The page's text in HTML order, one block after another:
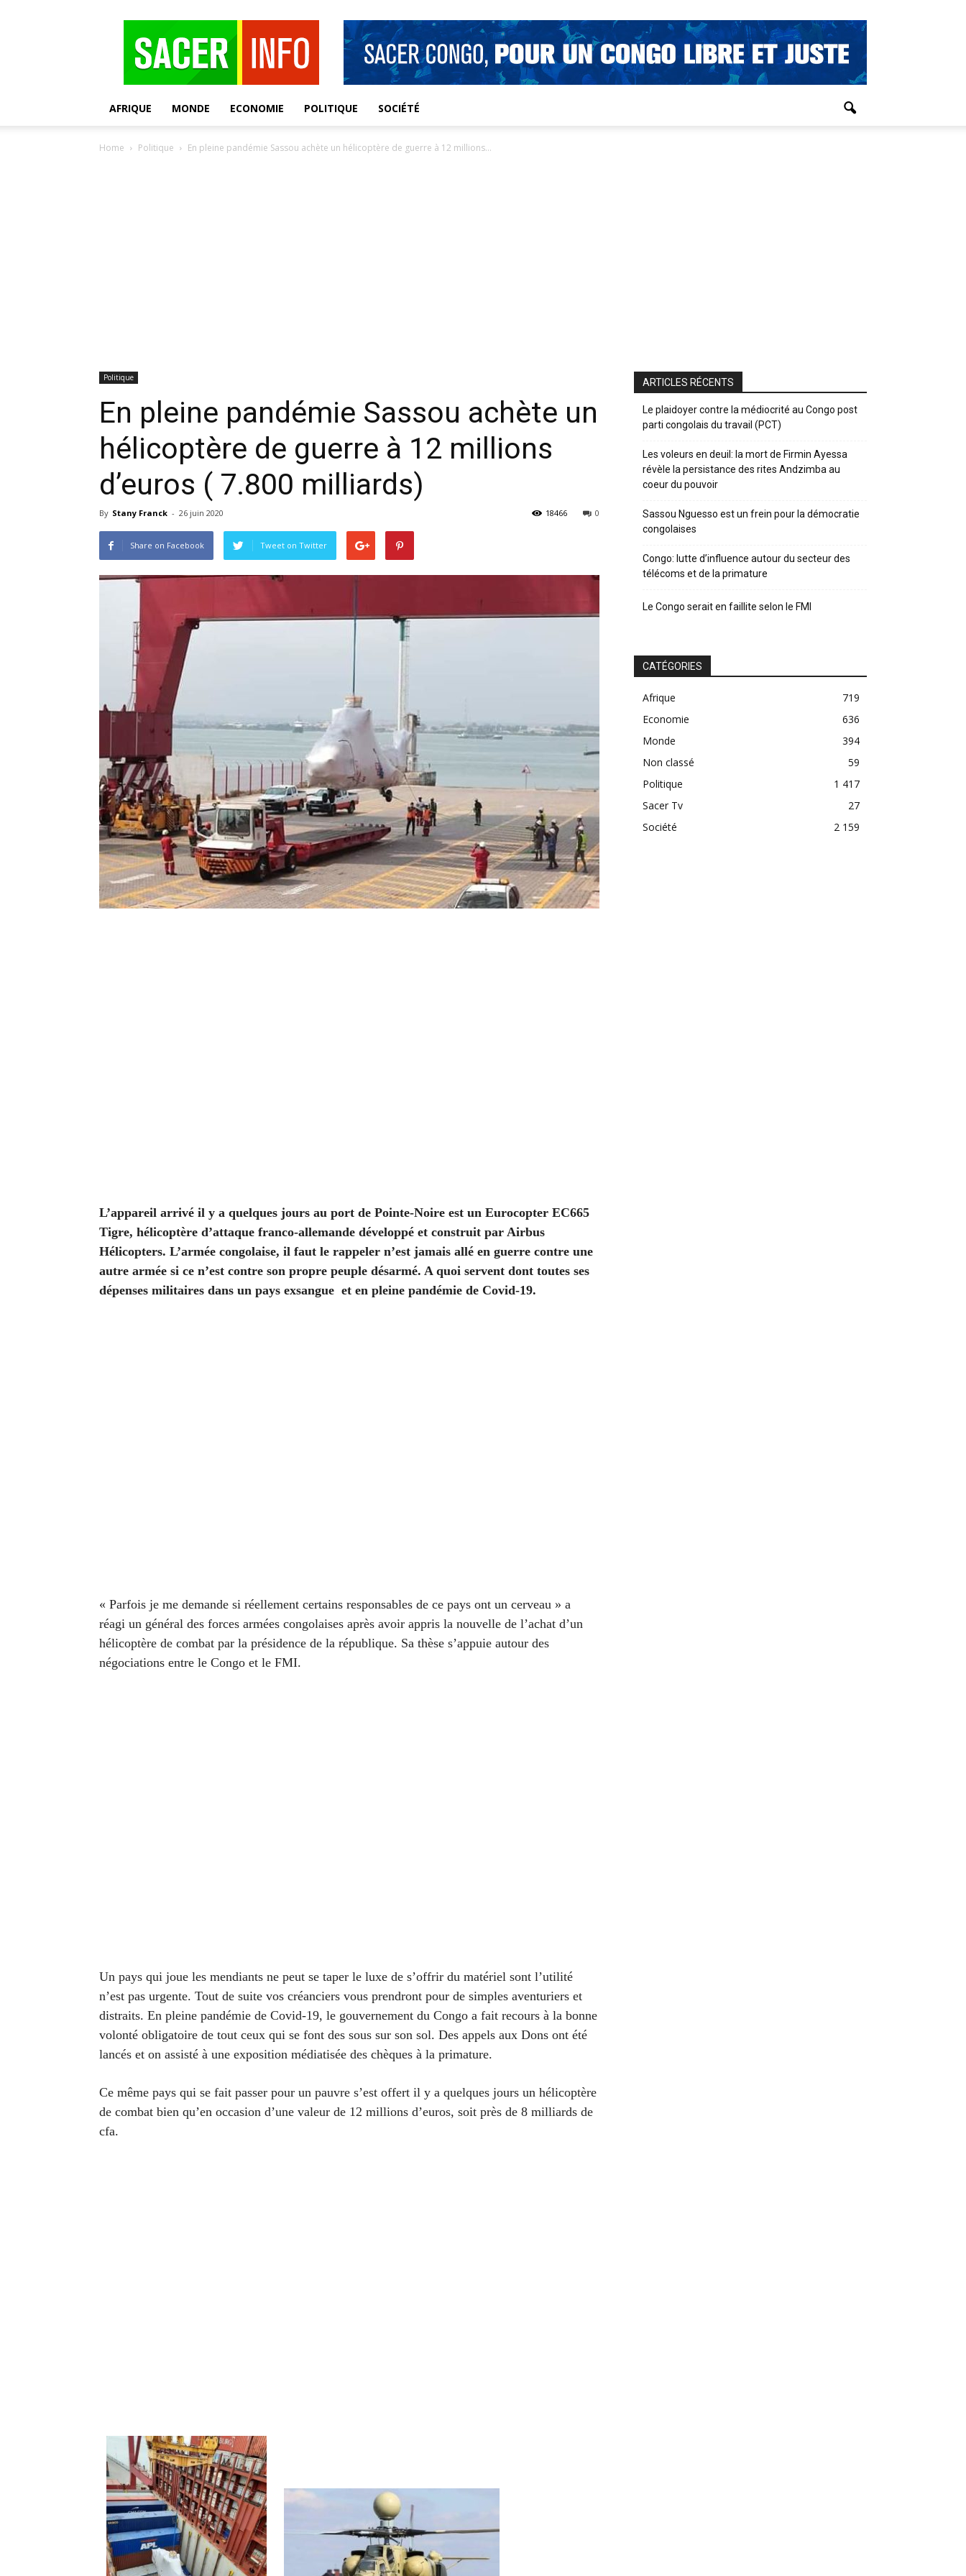
AFRIQUE MONDE ECONOMIE POLITIQUE SOCIÉTÉ
Home Politique En pleine pandémie Sassou achète un hélicoptère de guerre à 12 millions...
Politique
En pleine pandémie Sassou achète un
hélicoptère de guerre à 12 millions
d’euros ( 7.800 milliards)
By Stany Franck - 26 juin 2020 0
18466
Share on Facebook Tweet on Twitter
L’appareil arrivé il y a quelques jours au port de Pointe-Noire est un Eurocopter EC665
Tigre, hélicoptère d’attaque franco-allemande développé et construit par Airbus
Hélicopters. L’armée congolaise, il faut le rappeler n’est jamais allé en guerre contre une
autre armée si ce n’est contre son propre peuple désarmé. A quoi servent dont toutes ses
dépenses militaires dans un pays exsangue et en pleine pandémie de Covid-19.
« Parfois je me demande si réellement certains responsables de ce pays ont un cerveau » a
réagi un général des forces armées congolaises après avoir appris la nouvelle de l’achat d’un
hélicoptère de combat par la présidence de la république. Sa thèse s’appuie autour des
négociations entre le Congo et le FMI.
Un pays qui joue les mendiants ne peut se taper le luxe de s’offrir du matériel sont l’utilité
n’est pas urgente. Tout de suite vos créanciers vous prendront pour de simples aventuriers et
distraits. En pleine pandémie de Covid-19, le gouvernement du Congo a fait recours à la bonne
volonté obligatoire de tout ceux qui se font des sous sur son sol. Des appels aux Dons ont été
lancés et on assisté à une exposition médiatisée des chèques à la primature.
Ce même pays qui se fait passer pour un pauvre s’est offert il y a quelques jours un hélicoptère
de combat bien qu’en occasion d’une valeur de 12 millions d’euros, soit près de 8 milliards de
cfa.
ARTICLES RÉCENTS
Le plaidoyer contre la médiocrité au Congo post
parti congolais du travail (PCT)
Les voleurs en deuil: la mort de Firmin Ayessa
révèle la persistance des rites Andzimba au
coeur du pouvoir
Sassou Nguesso est un frein pour la démocratie
congolaises
Congo: lutte d’influence autour du secteur des
télécoms et de la primature
Le Congo serait en faillite selon le FMI
CATÉGORIES
Afrique
719
Economie
636
Monde
394
Non classé
59
Politique
1 417
Sacer Tv
27
Société
2 159